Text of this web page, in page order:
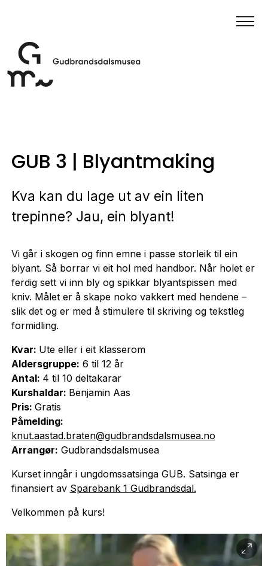
GUB 3 | Blyantmaking
Kva kan du lage ut av ein liten
trepinne? Jau, ein blyant!
Vi går i skogen og finn emne i passe storleik til ein
blyant. Så borrar vi eit hol med handbor. Når holet er
ferdig sett vi inn bly og spikkar blyantspissen med
kniv. Målet er å skape noko vakkert med hendene –
slik det og er med å stimulere til skriving og tekstleg
formidling.
Kvar: Ute eller i eit klasserom
Aldersgruppe: 6 til 12 år
Antal: 4 til 10 deltakarar
Kurshaldar: Benjamin Aas
Pris: Gratis
Påmelding:
knut.aastad.braten@gudbrandsdalsmusea.no
Arrangør: Gudbrandsdalsmusea
Kurset inngår i ungdomssatsinga GUB. Satsinga er
finansiert av Sparebank 1 Gudbrandsdal.
Velkommen på kurs!